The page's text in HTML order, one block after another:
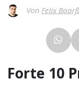
Von Felix Baarß
Forte 10